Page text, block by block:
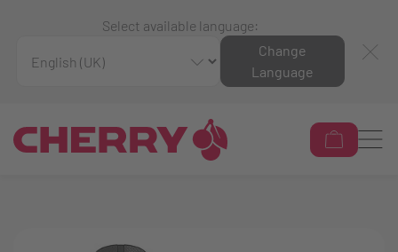
Select available language:
Change
Language